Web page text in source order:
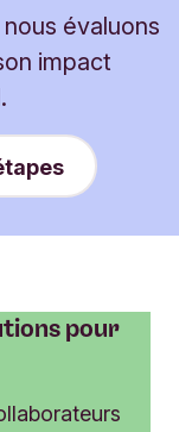
évaluons
impact
pour